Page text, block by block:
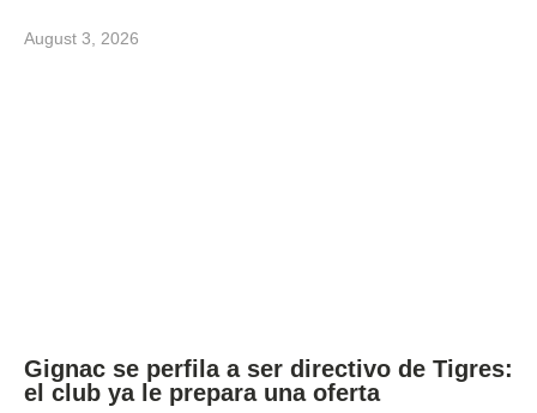
August 3, 2026
Gignac se perfila a ser directivo de Tigres:
el club ya le prepara una oferta